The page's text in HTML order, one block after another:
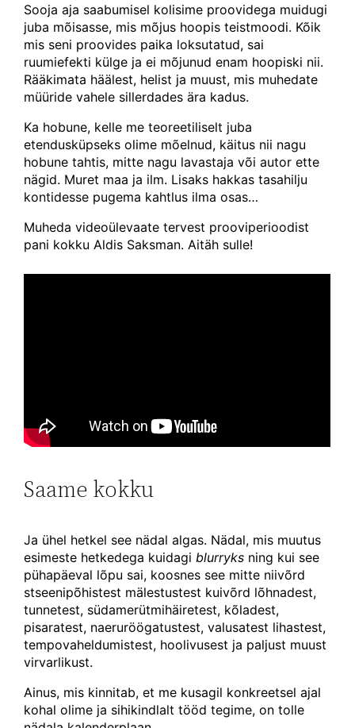
Sooja aja saabumisel kolisime proovidega muidugi
juba mõisasse, mis mõjus hoopis teistmoodi. Kõik
mis seni proovides paika loksutatud, sai
ruumiefekti külge ja ei mõjunud enam hoopiski nii.
Rääkimata häälest, helist ja muust, mis muhedate
müüride vahele sillerdades ära kadus.
Ka hobune, kelle me teoreetiliselt juba
etendusküpseks olime mõelnud, käitus nii nagu
hobune tahtis, mitte nagu lavastaja või autor ette
nägid. Muret maa ja ilm. Lisaks hakkas tasahilju
kontidesse pugema kahtlus ilma osas…
Muheda videoülevaate tervest prooviperioodist
pani kokku Aldis Saksman. Aitäh sulle!
Saame kokku
Ja ühel hetkel see nädal algas. Nädal, mis muutus
esimeste hetkedega kuidagiblurryks ning kui see
pühapäeval lõpu sai, koosnes see mitte niivõrd
stseenipõhistest mälestustest kuivõrd lõhnadest,
tunnetest, südamerütmihäiretest, kõladest,
pisaratest, naeruröögatustest, valusatest lihastest,
tempovaheldumistest, hoolivusest ja paljust muust
virvarlikust.
Ainus, mis kinnitab, et me kusagil konkreetsel ajal
kohal olime ja sihikindlalt tööd tegime, on tolle